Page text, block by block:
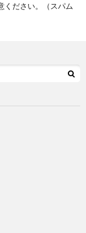
ください。（スパム